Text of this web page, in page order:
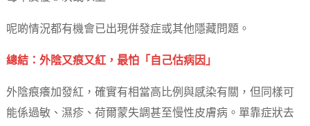
呢啲情況都有機會已出現併發症或其他隱藏問題。
總結：外陰又痕又紅，最怕「自己估病因」
外陰痕癢加發紅，確實有相當高比例與感染有關，但同樣可
能係過敏、濕疹、荷爾蒙失調甚至慢性皮膚病。單靠症狀去